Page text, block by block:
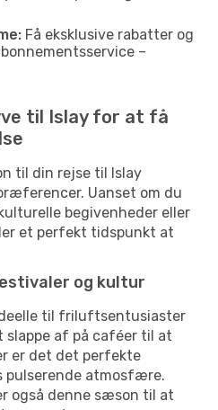
Få eksklusive rabatter og
–
til Islay for at få
til din rejse til Islay
Uanset om du
begivenheder eller
et perfekt tidspunkt at
og kultur
til friluftsentusiaster
slappe af på caféer til at
er det det perfekte
pulserende atmosfære.
også denne sæson til at